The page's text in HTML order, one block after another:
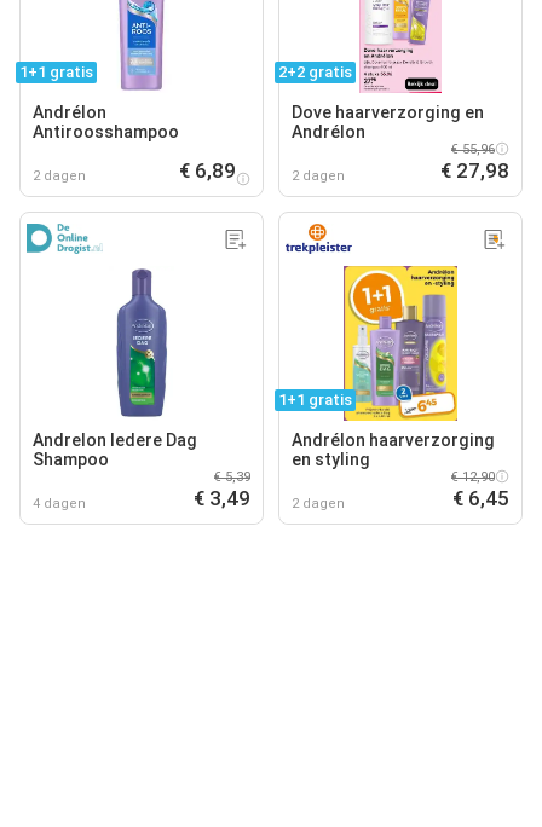
1+1 gratis
Andrélon
Antiroosshampoo
2 dagen € 6,89
2+2 gratis
Dove haarverzorging en
Andrélon
2 dagen
€ 55,96
€ 27,98
Andrelon Iedere Dag
Shampoo
4 dagen
€ 5,39
€ 3,49
1+1 gratis
Andrélon haarverzorging
en styling
2 dagen
€ 12,90
€ 6,45